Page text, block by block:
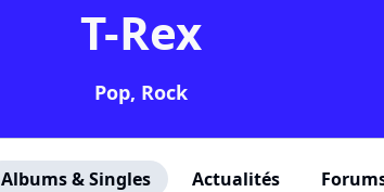
T-Rex
Pop, Rock
Albums & Singles Actualités